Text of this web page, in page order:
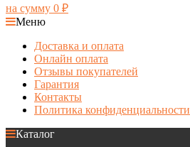
на сумму 0 ₽
Меню
Доставка и оплата
Онлайн оплата
Отзывы покупателей
Гарантия
Контакты
Политика конфиденциальности
Каталог